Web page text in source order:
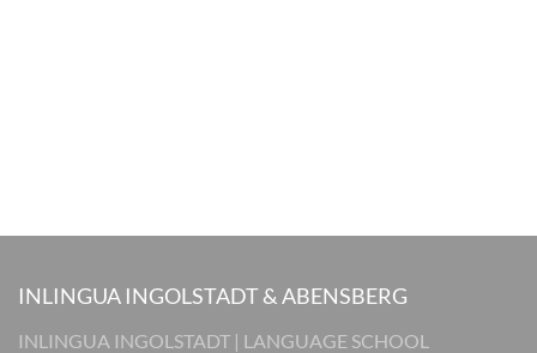
INLINGUA INGOLSTADT & ABENSBERG
INLINGUA INGOLSTADT | LANGUAGE SCHOOL